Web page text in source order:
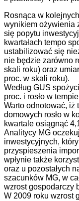
Rosnąca w
wynikiem ożywienia
się popytu
kwartałach tempo
ustabilizować się
nie będzie zarówno
skali roku) oraz
proc. w skali roku).
Według GUS
proc. i rosło w
Warto odnotować, iż
domowych rosło w
kwartale osiągnąć
Analitycy MG
inwestycyjnych,
przyspieszenia
wpłynie także
oraz u pozostałych
szacunków MG, w
wzrost gospodarczy
W 2009 roku wzrost